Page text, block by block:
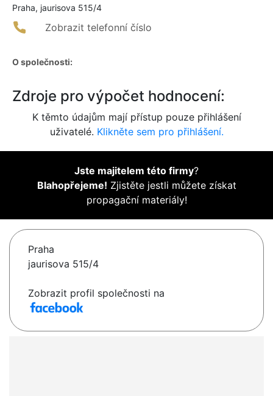
Praha, jaurisova 515/4
Zobrazit telefonní číslo
O společnosti:
Zdroje pro výpočet hodnocení:
K těmto údajům mají přístup pouze přihlášení
uživatelé. Klikněte sem pro přihlášení.
Jste majitelem této firmy?
Blahopřejeme! Zjistěte jestli můžete získat
propagační materiály!
Praha
jaurisova 515/4
Zobrazit profil společnosti na